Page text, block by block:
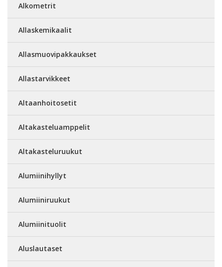
Alkometrit
Allaskemikaalit
Allasmuovipakkaukset
Allastarvikkeet
Altaanhoitosetit
Altakasteluamppelit
Altakasteluruukut
Alumiinihyllyt
Alumiiniruukut
Alumiinituolit
Aluslautaset